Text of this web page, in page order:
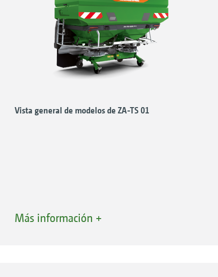
Vista general de modelos de ZA-TS 01
Más información +